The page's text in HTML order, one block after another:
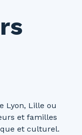
Lyon, Lille ou
et familles
et culturel.